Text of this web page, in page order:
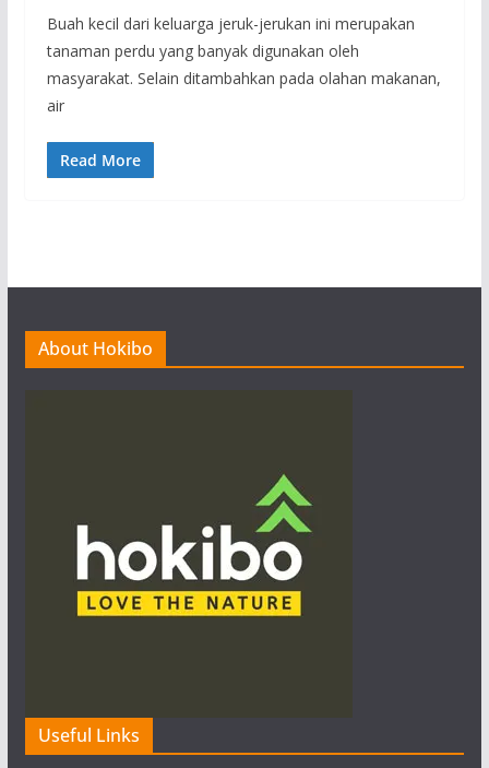
Buah kecil dari keluarga jeruk-jerukan ini merupakan
tanaman perdu yang banyak digunakan oleh
masyarakat. Selain ditambahkan pada olahan makanan,
air
Read More
About Hokibo
Useful Links